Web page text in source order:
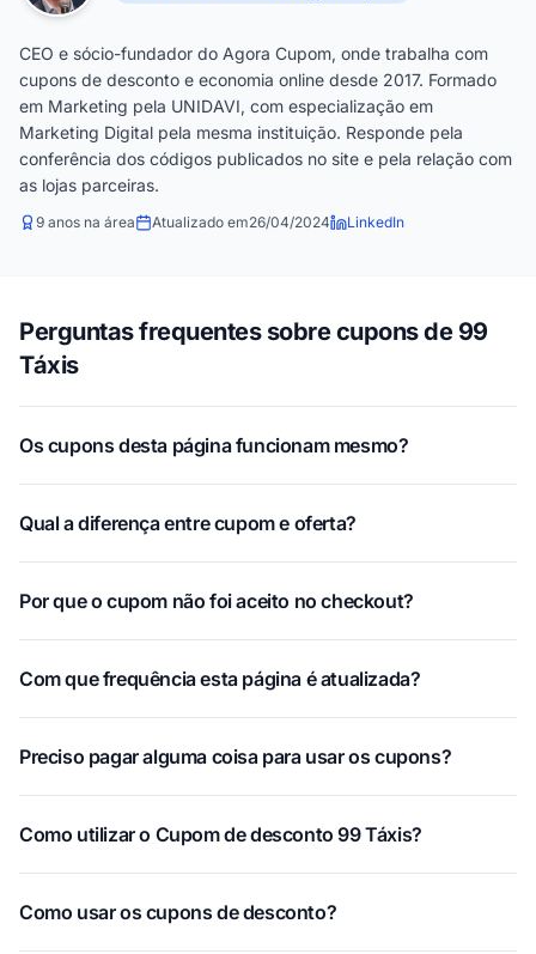
CEO e sócio-fundador do Agora Cupom, onde trabalha com
cupons de desconto e economia online desde 2017. Formado
em Marketing pela UNIDAVI, com especialização em
Marketing Digital pela mesma instituição. Responde pela
conferência dos códigos publicados no site e pela relação com
as lojas parceiras.
9 anos na área Atualizado em26/04/2024 LinkedIn
Perguntas frequentes sobre cupons de 99
Táxis
Os cupons desta página funcionam mesmo?
Qual a diferença entre cupom e oferta?
Por que o cupom não foi aceito no checkout?
Com que frequência esta página é atualizada?
Preciso pagar alguma coisa para usar os cupons?
Como utilizar o Cupom de desconto 99 Táxis?
Como usar os cupons de desconto?